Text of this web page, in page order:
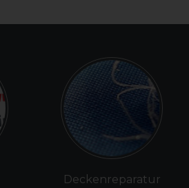
Deckenreparatur